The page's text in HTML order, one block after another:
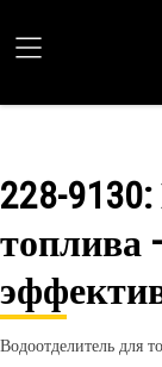
228-9130
топлива
Водоотделитель для